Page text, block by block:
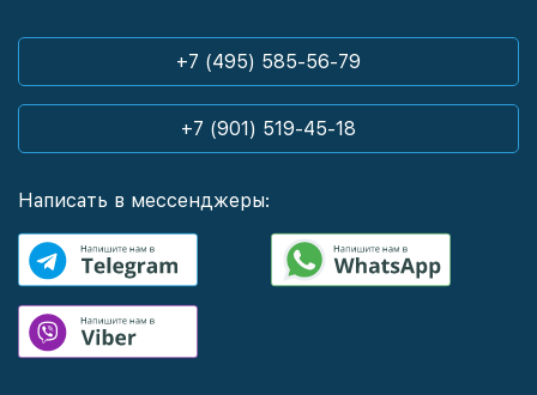
+7 (495) 585-56-79
+7 (901) 519-45-18
Написать в мессенджеры: